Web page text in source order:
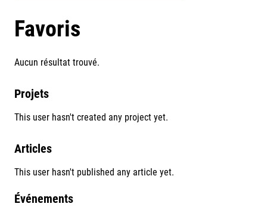
Favoris
Aucun résultat trouvé.
Projets
This user hasn't created any project yet.
Articles
This user hasn't published any article yet.
Événements